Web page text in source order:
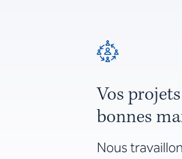
Vos
bonnes
Nous